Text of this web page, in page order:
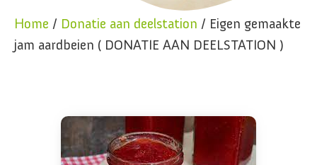
Home / Donatie aan deelstation / Eigen gemaakte
jam aardbeien ( DONATIE AAN DEELSTATION )